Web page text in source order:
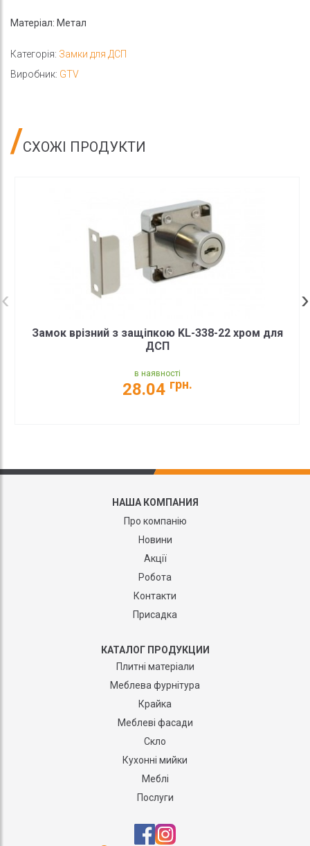
Матеріал: Метал
Категорія: Замки для ДСП
Виробник: GTV
СХОЖІ ПРОДУКТИ
Замок врізний з защіпкою KL-338-22 хром для
ДСП
в наявності
28.04 грн.
НАША КОМПАНИЯ
Про компанію
Новини
Акції
Робота
Контакти
Присадка
КАТАЛОГ ПРОДУКЦИИ
Плитні матеріали
Меблева фурнітура
Крайка
Меблеві фасади
Скло
Кухонні мийки
Меблі
Послуги